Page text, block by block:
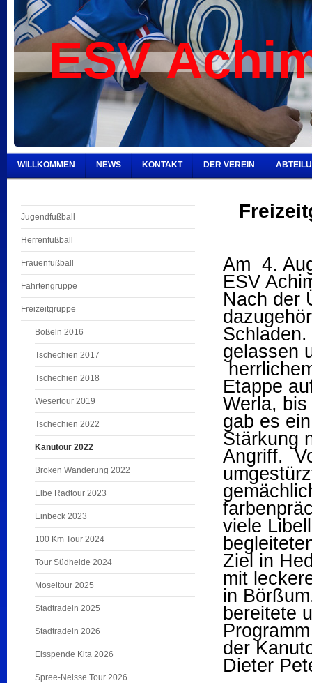
ESV
WILLKOMMEN NEWS KONTAKT DER VEREIN
Jugendfußball
Herrenfußball
Frauenfußball
Fahrtengruppe
Freizeitgruppe
Boßeln 2016
Tschechien 2017
Tschechien 2018
Wesertour 2019
Tschechien 2022
Kanutour 2022
Broken Wanderung 2022
Elbe Radtour 2023
Einbeck 2023
100 Km Tour 2024
Tour Südheide 2024
Moseltour 2025
Stadtradeln 2025
Stadtradeln 2026
Eisspende Kita 2026
Spree-Neisse Tour 2026
Am 4.
ESV
Nach der
gelassen
Etappe
Werla,
gab es
Stärkung
Angriff.
viele
Ziel in
mit
in
bereitete
der
Dieter